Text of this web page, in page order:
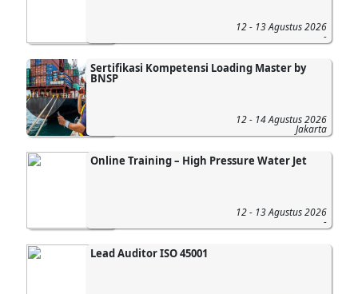
12 - 13 Agustus 2026
-
Sertifikasi Kompetensi Loading Master by
BNSP
12 - 14 Agustus 2026
Jakarta
Online Training – High Pressure Water Jet
12 - 13 Agustus 2026
-
Lead Auditor ISO 45001